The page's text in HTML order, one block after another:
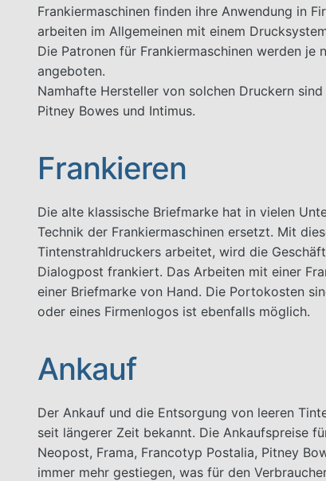
Frankiermaschinen finden ihre Anwendung in
arbeiten im Allgemeinen mit einem
Die Patronen für Frankiermaschinen werden je
angeboten.
Namhafte Hersteller von solchen Druckern
Pitney Bowes und Intimus.
Frankieren
Die alte klassische Briefmarke hat in vielen
Technik der Frankiermaschinen ersetzt. Mit
Tintenstrahldruckers arbeitet, wird die
Dialogpost frankiert. Das Arbeiten mit einer
einer Briefmarke von Hand. Die Portokosten
oder eines Firmenlogos ist ebenfalls möglich.
Ankauf
Der Ankauf und die Entsorgung von leeren
seit längerer Zeit bekannt. Die Ankaufspreise
Neopost, Frama, Francotyp Postalia, Pitney
immer mehr gestiegen, was für den